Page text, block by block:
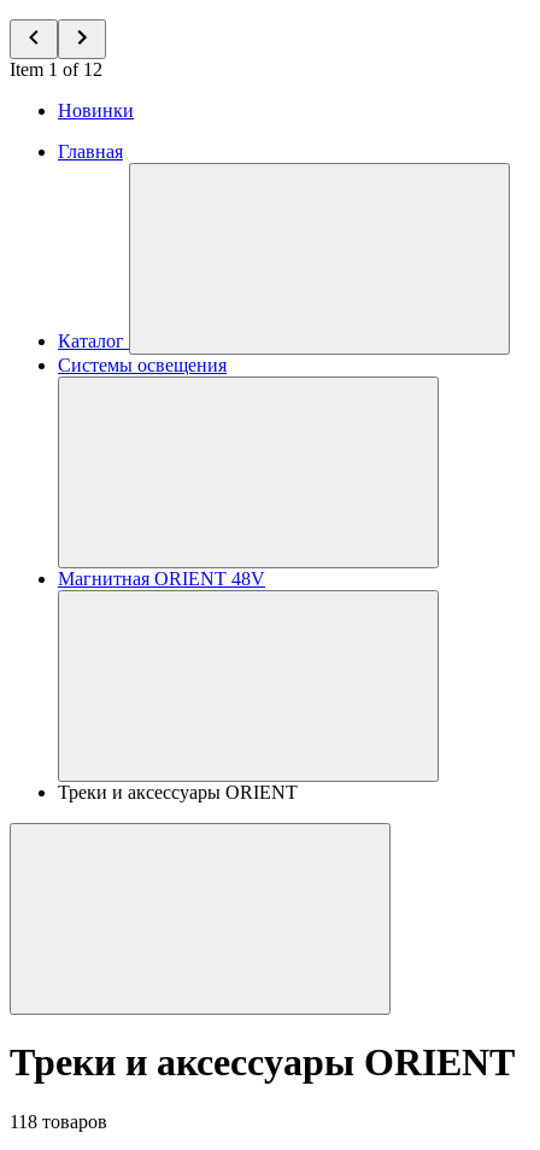
Item 1 of 12
Новинки
Главная
Каталог
Системы освещения
Магнитная ORIENT 48V
Треки и аксессуары ORIENT
Треки и аксессуары ORIENT
118 товаров